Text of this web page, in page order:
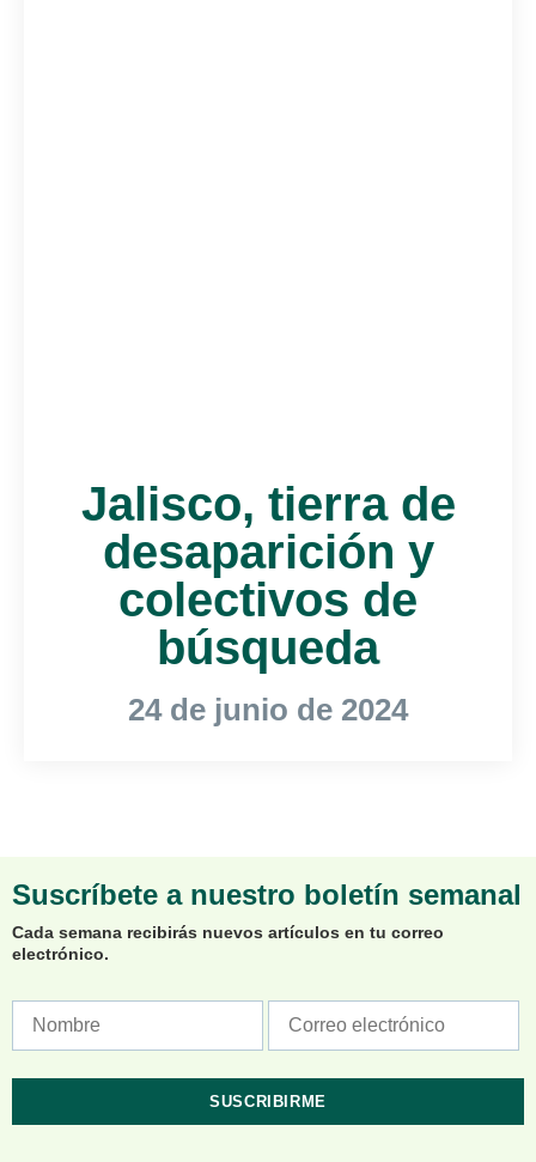
Jalisco, tierra de
desaparición y
colectivos de
búsqueda
24 de junio de 2024
Suscríbete a nuestro boletín semanal
Cada semana recibirás nuevos artículos en tu correo
electrónico.